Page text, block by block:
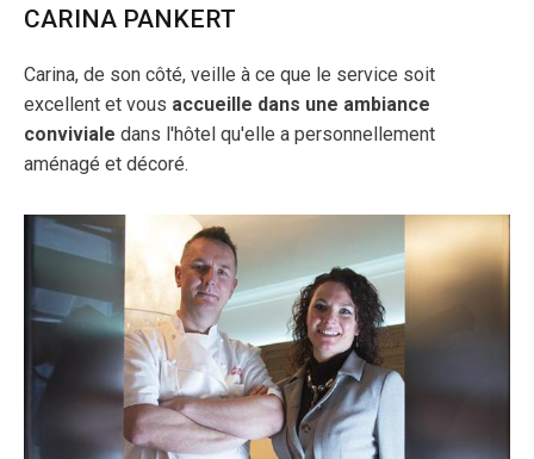
CARINA PANKERT
Carina, de son côté, veille à ce que le service soit
excellent et vous accueille dans une ambiance
conviviale dans l'hôtel qu'elle a personnellement
aménagé et décoré.